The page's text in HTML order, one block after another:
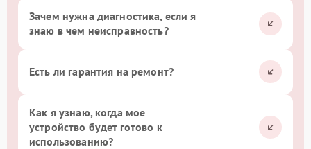
Зачем нужна диагностика, если я
знаю в чем неисправность?
Есть ли гарантия на ремонт?
Как я узнаю, когда мое
устройство будет готово к
использованию?